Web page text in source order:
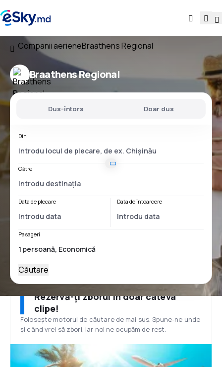
Companii aerieneBraathens Regional
Braathens Regional
Dus-întors Doar dus
Din
Către
Data de plecare Data de întoarcere
Pasageri
Căutare
Rezervă-ți zborul în doar câteva
clipe!
Folosește motorul de căutare de mai sus. Spune-ne unde
și când vrei să zbori, iar noi ne ocupăm de rest.